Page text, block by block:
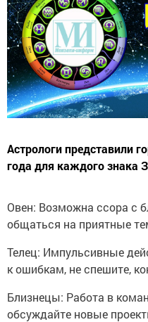
Астрологи представили
года для каждого знака
Овен: Возможна ссора с
общаться на приятные
Телец: Импульсивные
к ошибкам, не спешите,
Близнецы: Работа в
обсуждайте новые